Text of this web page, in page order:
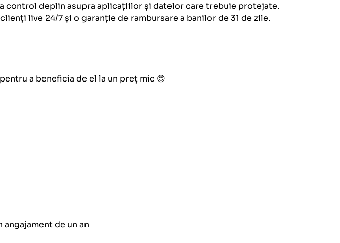
control deplin asupra aplicațiilor și datelor care trebuie protejate.
live 24/7 și o garanție de rambursare a banilor de 31 de zile.
a beneficia de el la un preț mic 😍
angajament de un an